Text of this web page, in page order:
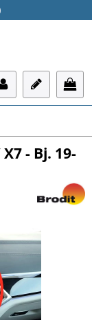
- Bj. 19-